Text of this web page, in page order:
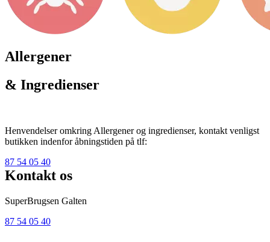
Allergener
& Ingredienser
Henvendelser omkring Allergener og ingredienser, kontakt venligst
butikken indenfor åbningstiden på tlf:
87 54 05 40
Kontakt os
SuperBrugsen Galten
87 54 05 40